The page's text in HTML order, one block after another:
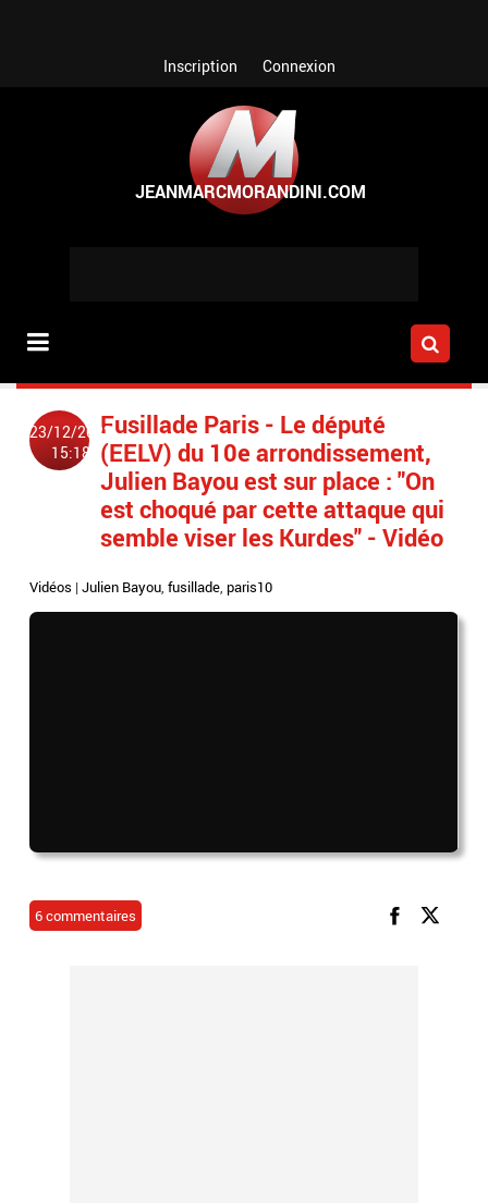
Inscription Connexion
23/12/2022
15:18
Fusillade Paris - Le député
(EELV) du 10e arrondissement,
Julien Bayou est sur place : "On
est choqué par cette attaque qui
semble viser les Kurdes" - Vidéo
Vidéos |Julien Bayou,fusillade,paris10
6 commentaires